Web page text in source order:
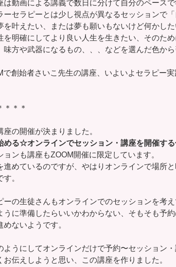
は動画による講義で数日に分けて自分のペースで
ーセラピーとは少し視点が異なるセッションで「
を叶えたい、または夢も願いもないけど何かした
を明確にしてより良い人生を生きたい、そのた
味方や武器になるもの、、、などを選んだ色か
で創始者さいこ先生の講座、いよいよセラピー実
＊＊＊
座の開催が決まりました。
める☆オンラインでセッション・講座を開催する
ョンも講座もZOOM開催に限定しています。
進めているのですが、やはりオンラインで場所
。
ーの生徒さんもオンラインでのセッションを考え
うに準備したらいいかわからない、そもそも予
めないようです。
ようにしてオンラインだけで予約〜セッション
お伝えしようと思い、この講座を作りました。